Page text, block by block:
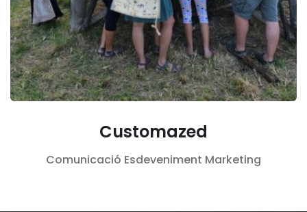
Customazed
Comunicació Esdeveniment Marketing